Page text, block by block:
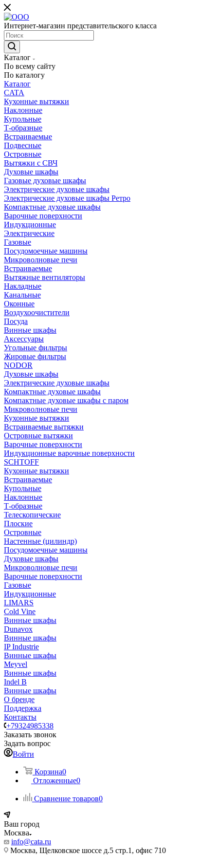
Интернет-магазин представительского класса
Каталог
По всему сайту
По каталогу
Каталог
CATA
Кухонные вытяжки
Наклонные
Купольные
Т-образные
Встраиваемые
Подвесные
Островные
Вытяжки с СВЧ
Духовые шкафы
Газовые духовые шкафы
Электрические духовые шкафы
Электрические духовые шкафы Ретро
Компактные духовые шкафы
Варочные поверхности
Индукционные
Электрические
Газовые
Посудомоечные машины
Микроволновые печи
Встраиваемые
Вытяжные вентиляторы
Накладные
Канальные
Оконные
Воздухоочистители
Посуда
Винные шкафы
Аксессуары
Угольные фильтры
Жировые фильтры
NODOR
Духовые шкафы
Электрические духовые шкафы
Компактные духовые шкафы
Компактные духовые шкафы с паром
Микроволновые печи
Кухонные вытяжки
Встраиваемые вытяжки
Островные вытяжки
Варочные поверхности
Индукционные варочные поверхности
SCHTOFF
Кухонные вытяжки
Встраиваемые
Купольные
Наклонные
Т-образные
Телескопические
Плоские
Островные
Настенные (цилиндр)
Посудомоечные машины
Духовые шкафы
Микроволновые печи
Варочные поверхности
Газовые
Индукционные
LIMARS
Cold Vine
Винные шкафы
Dunavox
Винные шкафы
IP Industrie
Винные шкафы
Meyvel
Винные шкафы
Indel B
Винные шкафы
О бренде
Поддержка
Контакты
+79324985338
Заказать звонок
Задать вопрос
Войти
Корзина0
Отложенные0
Сравнение товаров0
Ваш город
Москва
info@cata.ru
Москва, Щелковское шоссе д.5 стр.1, офис 710